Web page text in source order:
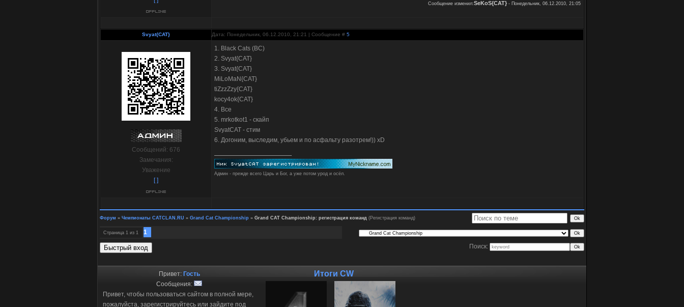
Сообщение изменил:SeKoS{CAT} - Понедельник, 06.12.2010, 21:05
Svyat{CAT} Дата: Понедельник, 06.12.2010, 21:21 | Сообщение # 5
Сообщений: 676
Замечания:
Уважение
[ ]
1. Black Cats (BC)
2. Svyat{CAT}
3. Svyat{CAT}
MiLoMaN{CAT}
tiZzzZzy{CAT}
kocy4ok{CAT}
4. Все
5. mrkotkot1 - скайп
SvyatCAT - стим
6. Догоним, выследим, убьем и по асфальту разотрем!)) xD
Админ - прежде всего Царь и Бог, а уже потом урод и осёл.
Форум » Чемпионаты CATCLAN.RU » Grand Cat Championship » Grand CAT Championship: регистрация команд (Регистрация команд)
Страница 1 из 1
1
Поиск:
Привет: Гость
Сообщения:
Привет, чтобы пользоваться сайтом в полной мере,
пожалуйста, зарегистрируйтесь или зайдите под
Итоги CW